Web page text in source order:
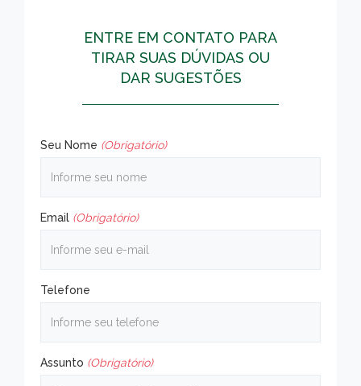
ENTRE EM CONTATO PARA
TIRAR SUAS DÚVIDAS OU
DAR SUGESTÕES
Seu Nome (Obrigatório)
Email (Obrigatório)
Telefone
Assunto (Obrigatório)